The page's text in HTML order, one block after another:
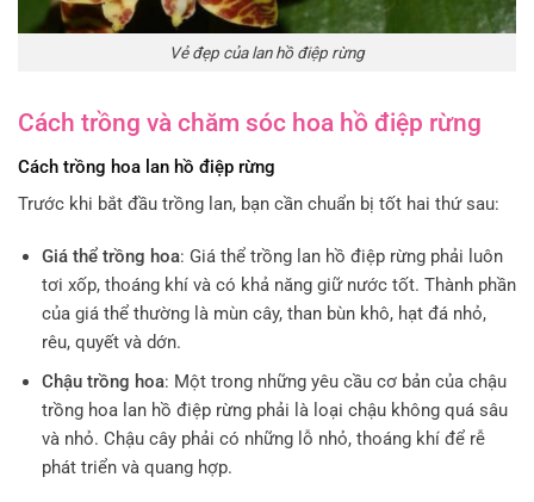
Vẻ đẹp của lan hồ điệp rừng
Cách trồng và chăm sóc hoa hồ điệp rừng
Cách trồng hoa lan hồ điệp rừng
Trước khi bắt đầu trồng lan, bạn cần chuẩn bị tốt hai thứ sau:
Giá thể trồng hoa: Giá thể trồng lan hồ điệp rừng phải luôn
tơi xốp, thoáng khí và có khả năng giữ nước tốt. Thành phần
của giá thể thường là mùn cây, than bùn khô, hạt đá nhỏ,
rêu, quyết và dớn.
Chậu trồng hoa: Một trong những yêu cầu cơ bản của chậu
trồng hoa lan hồ điệp rừng phải là loại chậu không quá sâu
và nhỏ. Chậu cây phải có những lỗ nhỏ, thoáng khí để rễ
phát triển và quang hợp.